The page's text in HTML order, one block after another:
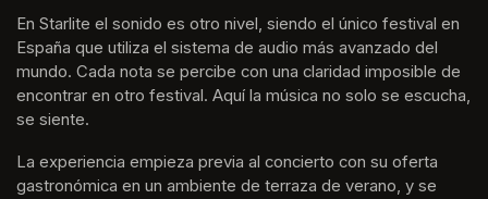
En Starlite el sonido es otro nivel, siendo el único festival en
España que utiliza el sistema de audio más avanzado del
mundo. Cada nota se percibe con una claridad imposible de
encontrar en otro festival. Aquí la música no solo se escucha,
se siente.
La experiencia empieza previa al concierto con su oferta
gastronómica en un ambiente de terraza de verano, y se